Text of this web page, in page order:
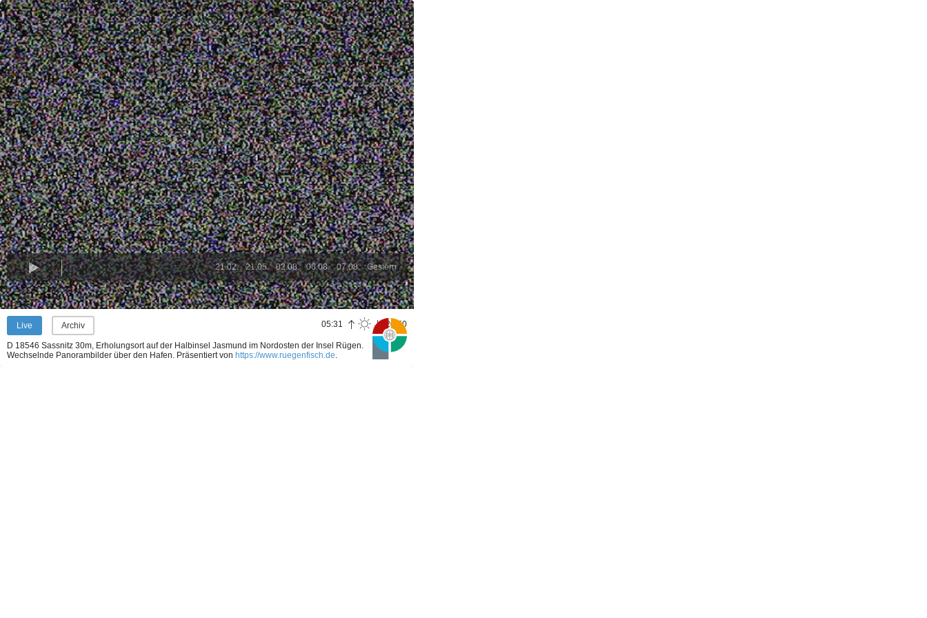
Gestern
07.08.
06.08.
02.08.
21.05.
21.02.
Live Archiv 05:31 20:50
D 18546 Sassnitz 30m, Erholungsort auf der Halbinsel Jasmund im Nordosten der Insel Rügen.
Wechselnde Panorambilder über den Hafen. Präsentiert von https://www.ruegenfisch.de.